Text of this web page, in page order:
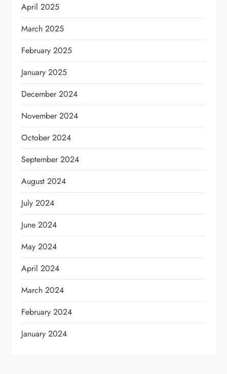
April 2025
March 2025
February 2025
January 2025
December 2024
November 2024
October 2024
September 2024
August 2024
July 2024
June 2024
May 2024
April 2024
March 2024
February 2024
January 2024